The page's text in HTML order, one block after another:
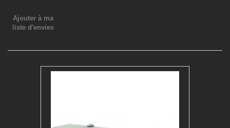
Ajouter à ma
liste d'envies